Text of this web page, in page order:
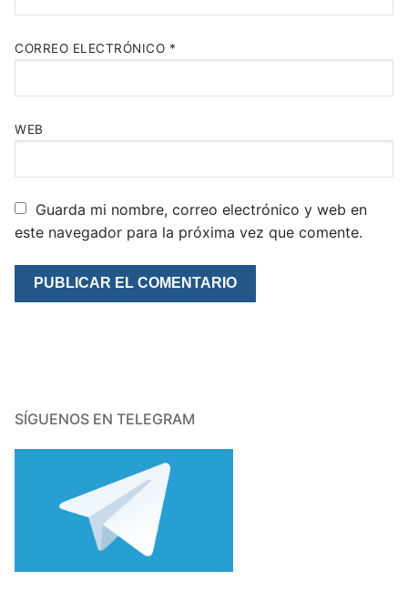
CORREO ELECTRÓNICO *
WEB
Guarda mi nombre, correo electrónico y web en
este navegador para la próxima vez que comente.
SÍGUENOS EN TELEGRAM